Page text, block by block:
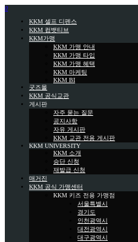
0
KKM 셀프 디펜스
KKM 컴뱃티브
KKM가맹
KKM 가맹 안내
KKM 가맹 타입
KKM 가맹 혜택
KKM 마케팅
KKM BI
굿즈몰
KKM 공식교관
게시판
자주 묻는 질문
공지사항
자유 게시판
KKM 교관 전용 게시판
KKM UNIVERSITY
KKM 소개
승단 신청
재발급 신청
매거진
KKM 공식 가맹센터
KKM 키즈 전용 가맹점
서울특별시
경기도
인천광역시
대전광역시
대구광역시